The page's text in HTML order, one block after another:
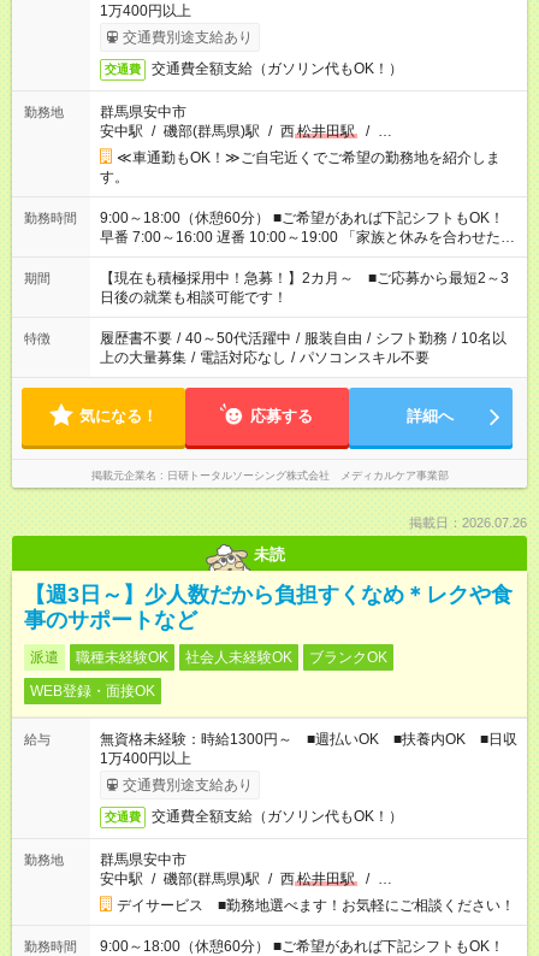
1万400円以上
交通費別途支給あり
交通費 交通費全額支給（ガソリン代もOK！）
勤務地
群馬県安中市
安中駅 / 磯部(群馬県)駅 / 西松井田駅 / …
≪車通勤もOK！≫ご自宅近くでご希望の勤務地を紹介しま
す。
勤務時間
9:00～18:00（休憩60分） ■ご希望があれば下記シフトもOK！
早番 7:00～16:00 遅番 10:00～19:00 「家族と休みを合わせた
い」 「余裕を持って夕飯の準備がしたい」 「できれば残業はし
たくない」 など、ご希望を教えてくださいね。 ※Wワーク希望
の方へ 今ご覧のお仕事で希望する勤務時間と、もう1つのお仕事
の勤務時間。 合計で週40時間を超える場合は応募できません。
期間
【現在も積極採用中！急募！】2カ月～ ■ご応募から最短2～3
日後の就業も相談可能です！
特徴 履歴書不要 / 40～50代活躍中 / 服装自由 / シフト勤務 / 10名以
上の大量募集 / 電話対応なし / パソコンスキル不要
気になる！ 応募する 詳細へ
掲載元企業名 日研トータルソーシング株式会社 メディカルケア事業部
掲載日：2026.07.26
未読
【週3日～】少人数だから負担すくなめ＊レクや食
事のサポートなど
派遣 職種未経験OK 社会人未経験OK
ブランクOK
WEB登録・面接OK
給与
無資格未経験：時給1300円～ ■週払いOK ■扶養内OK ■日収
1万400円以上
交通費別途支給あり
交通費 交通費全額支給（ガソリン代もOK！）
勤務地
群馬県安中市
安中駅 / 磯部(群馬県)駅 / 西松井田駅 / …
デイサービス ■勤務地選べます！お気軽にご相談ください！
勤務時間
9:00～18:00（休憩60分） ■ご希望があれば下記シフトもOK！